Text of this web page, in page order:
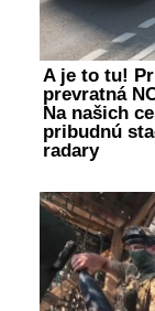
A je to tu!
prevratná
Na našich
pribudnú
radary